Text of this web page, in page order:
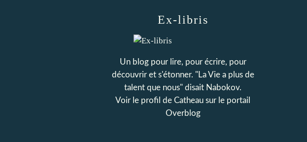
Ex-libris
Un blog pour lire, pour écrire, pour
découvrir et s'étonner. "La Vie a plus de
talent que nous" disait Nabokov.
Voir le profil de Catheau sur le portail
Overblog